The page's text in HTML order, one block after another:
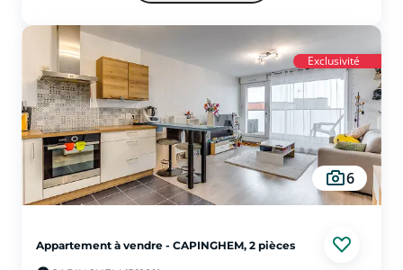
emplacement recherché, fonctionnalité et cadre de vie agréable
Exclusivité
6
Appartement à vendre - CAPINGHEM, 2 pièces